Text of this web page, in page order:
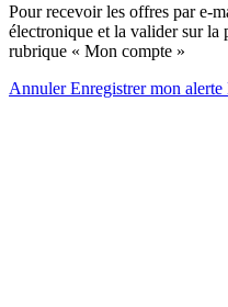
Pour recevoir les offres par e-
électronique et la valider sur la
rubrique « Mon compte »
AnnulerEnregistrer mon alerte